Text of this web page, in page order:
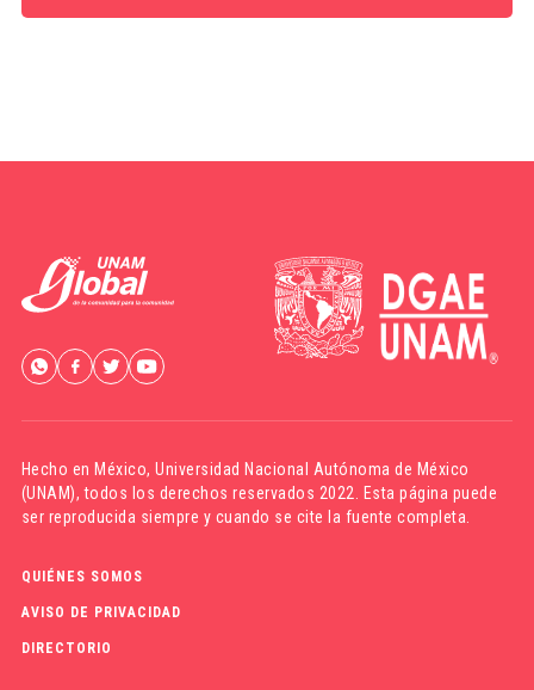
Hecho en México,Universidad Nacional Autónoma de México
(UNAM), todos los derechos reservados 2022. Esta página puede
ser reproducida siempre y cuando se cite la fuente completa.
QUIÉNES SOMOS
AVISO DE PRIVACIDAD
DIRECTORIO